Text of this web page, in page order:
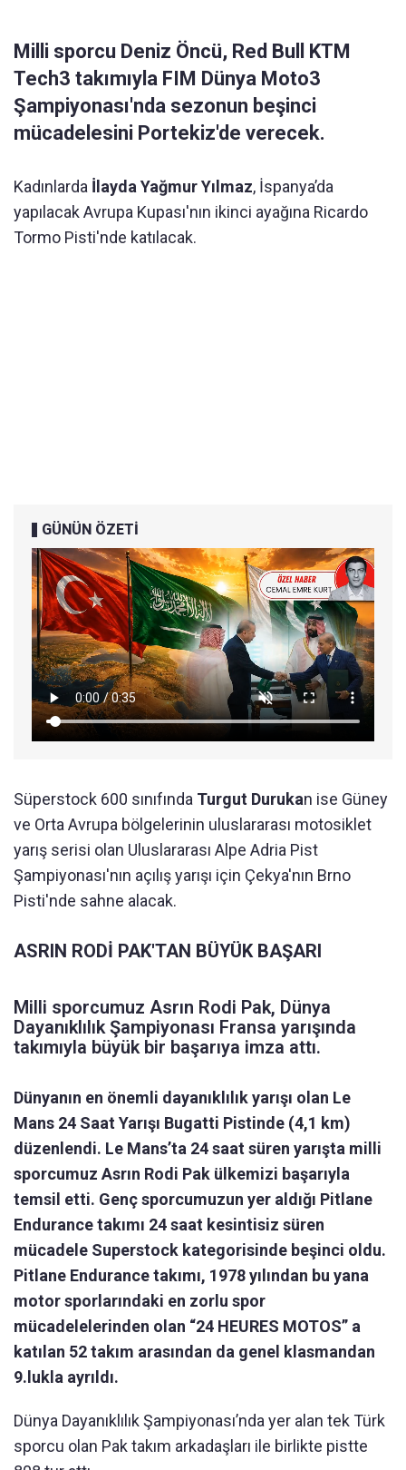
Milli sporcu Deniz Öncü, Red Bull KTM
Tech3 takımıyla FIM Dünya Moto3
Şampiyonası'nda sezonun beşinci
mücadelesini Portekiz'de verecek.
Kadınlarda İlayda Yağmur Yılmaz, İspanya’da
yapılacak Avrupa Kupası'nın ikinci ayağına Ricardo
Tormo Pisti'nde katılacak.
GÜNÜN ÖZETİ
Süperstock 600 sınıfında Turgut Durukan ise Güney
ve Orta Avrupa bölgelerinin uluslararası motosiklet
yarış serisi olan Uluslararası Alpe Adria Pist
Şampiyonası'nın açılış yarışı için Çekya'nın Brno
Pisti'nde sahne alacak.
ASRIN RODİ PAK'TAN BÜYÜK BAŞARI
Milli sporcumuz Asrın Rodi Pak, Dünya
Dayanıklılık Şampiyonası Fransa yarışında
takımıyla büyük bir başarıya imza attı.
Dünyanın en önemli dayanıklılık yarışı olan Le
Mans 24 Saat Yarışı Bugatti Pistinde (4,1 km)
düzenlendi. Le Mans’ta 24 saat süren yarışta milli
sporcumuz Asrın Rodi Pak ülkemizi başarıyla
temsil etti. Genç sporcumuzun yer aldığı Pitlane
Endurance takımı 24 saat kesintisiz süren
mücadele Superstock kategorisinde beşinci oldu.
Pitlane Endurance takımı, 1978 yılından bu yana
motor sporlarındaki en zorlu spor
mücadelelerinden olan “24 HEURES MOTOS” a
katılan 52 takım arasından da genel klasmandan
9.lukla ayrıldı.
Dünya Dayanıklılık Şampiyonası’nda yer alan tek Türk
sporcu olan Pak takım arkadaşları ile birlikte pistte